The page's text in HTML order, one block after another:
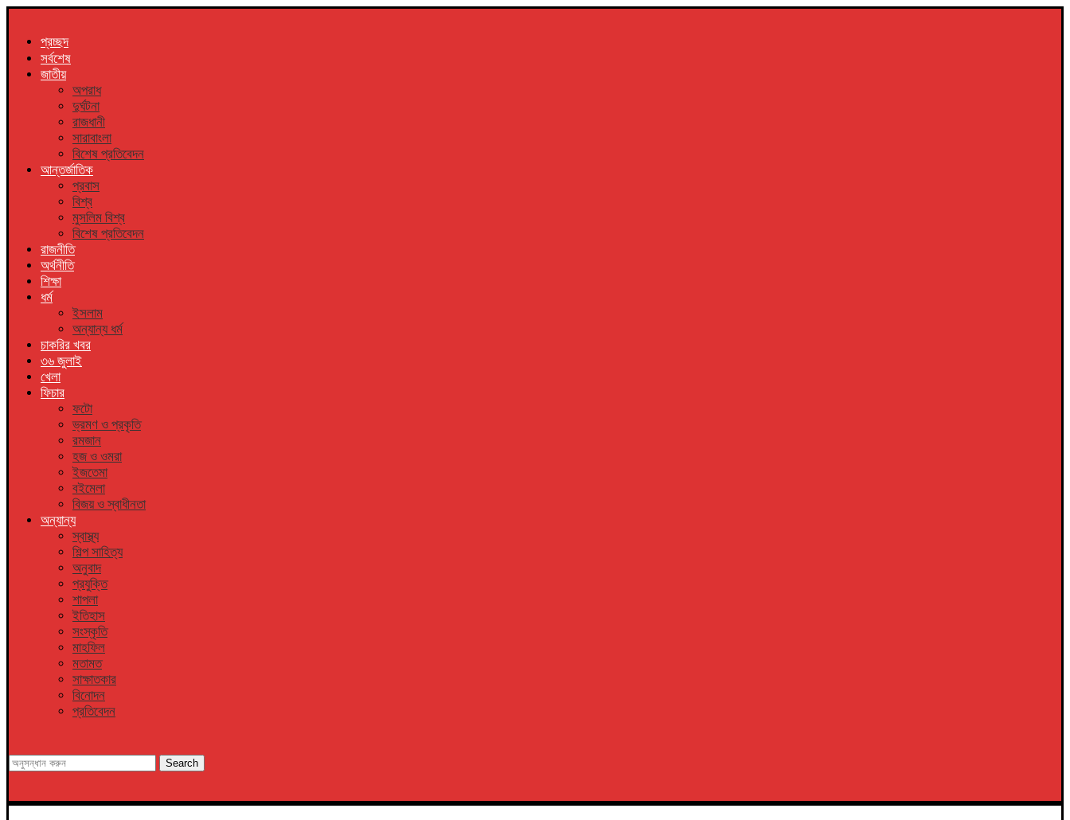
প্রচ্ছদ
সর্বশেষ
জাতীয়
অপরাধ
দুর্ঘটনা
রাজধানী
সারাবাংলা
বিশেষ প্রতিবেদন
আন্তর্জাতিক
প্রবাস
বিশ্ব
মুসলিম বিশ্ব
বিশেষ প্রতিবেদন
রাজনীতি
অর্থনীতি
শিক্ষা
ধর্ম
ইসলাম
অন্যান্য ধর্ম
চাকরির খবর
৩৬ জুলাই
খেলা
ফিচার
ফটো
ভ্রমণ ও প্রকৃতি
রমজান
হজ ও ওমরা
ইজতেমা
বইমেলা
বিজয় ও স্বাধীনতা
অন্যান্য
স্বাস্থ্য
শিল্প সাহিত্য
অনুবাদ
প্রযুক্তি
শাপলা
ইতিহাস
সংস্কৃতি
মাহফিল
মতামত
সাক্ষাতকার
বিনোদন
প্রতিবেদন
Search